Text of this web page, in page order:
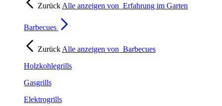
Zurück Alle anzeigen von Erfahrung im Garten
Barbecues
Zurück Alle anzeigen von Barbecues
Holzkohlegrills
Gasgrills
Elektrogrills